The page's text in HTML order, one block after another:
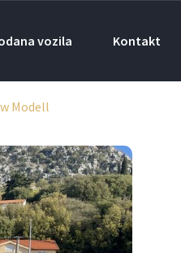
vozila Kontakt
Modell